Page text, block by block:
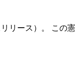
リース）。 この